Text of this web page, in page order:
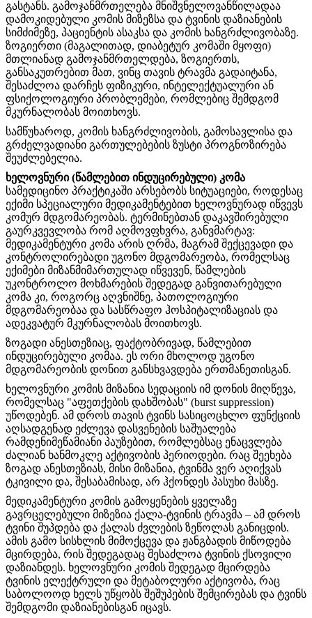
გასტანს. გამოჯანმრთელება მნიშვნელოვანწილადაა
დამოკიდებული კომის მიზეზსა და ტვინის დაზიანების
სიმძიმეზე, პაციენტის ასაკსა და კომის ხანგრძლივობაზე.
ზოგიერთი (მაგალითად, დიაბეტურ კომაში მყოფი)
მთლიანად გამოჯანმრთელდება, ზოგიერთს,
განსაკუთრებით მათ, ვინც თავის ტრავმა გადაიტანა,
შესაძლოა დარჩეს ფიზიკური, ინტელექტუალური ან
ფსიქოლოგიური პრობლემები, რომლებიც შემდგომ
მკურნალობას მოითხოვს.
სამწუხაროდ, კომის ხანგრძლივობის, გამოსავლისა და
გრძელვადიანი გართულებების ზუსტი პროგნოზირება
შეუძლებელია.
ხელოვნური (წამლებით ინდუცირებული) კომა
სამედიცინო პრაქტიკაში არსებობს სიტუაციები, როდესაც
ექიმი სპეციალური მედიკამენტებით ხელოვნურად იწვევს
კომურ მდგომარეობას. ტერმინებთან დაკავშირებული
გაურკვევლობა რომ აღმოვფხვრა, განვმარტავ:
მედიკამენტური კომა არის ღრმა, მაგრამ შექცევადი და
კონტროლირებადი უგონო მდგომარეობა, რომელსაც
ექიმები მიზანმიმართულად იწვევენ, წამლების
უკონტროლო მოხმარების შედეგად განვითარებული
კომა კი, როგორც აღვნიშნე, პათოლოგიური
მდგომარეობაა და სასწრაფო ჰოსპიტალიზაციას და
ადეკვატურ მკურნალობას მოითხოვს.
ზოგადი ანესთეზიაც, ფაქტობრივად, წამლებით
ინდუცირებული კომაა. ეს ორი მხოლოდ უგონო
მდგომარეობის დონით განსხვავდება ერთმანეთისგან.
ხელოვნური კომის მიზანია სედაციის იმ დონის მიღწევა,
რომელსაც "აფეთქების დახშობას" (burst suppression)
უწოდებენ. ამ დროს თავის ტვინს სასიცოცხლო ფუნქციის
აღსადგენად ეძლევა დასვენების საშუალება
რამდენიმეწამიანი პაუზებით, რომლებსაც ენაცვლება
ძალიან ხანმოკლე აქტივობის პერიოდები. რაც შეეხება
ზოგად ანესთეზიას, მისი მიზანია, ტვინმა ვერ აღიქვას
ტკივილი და, შესაბამისად, არ ჰქონდეს პასუხი მასზე.
მედიკამენტური კომის გამოყენების ყველაზე
გავრცელებული მიზეზია ქალა-ტვინის ტრავმა – ამ დროს
ტვინი შუპდება და ქალას ძვლების ზეწოლას განიცდის.
ამის გამო სისხლის მიმოქცევა და ჟანგბადის მიწოდება
მცირდება, რის შედეგადაც შესაძლოა ტვინის ქსოვილი
დაზიანდეს. ხელოვნური კომის შედეგად მცირდება
ტვინის ელექტრული და მეტაბოლური აქტივობა, რაც
საბოლოოდ ხელს უწყობს შეშუპების შემცირებას და ტვინს
შემდგომი დაზიანებისგან იცავს.